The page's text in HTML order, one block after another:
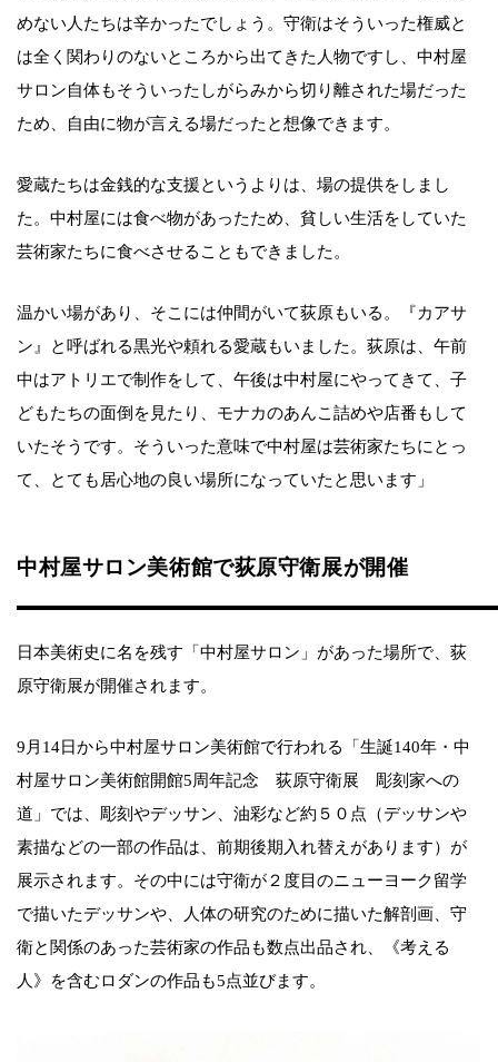
めない人たちは辛かったでしょう。守衛はそういった権威と
は全く関わりのないところから出てきた人物ですし、中村屋
サロン自体もそういったしがらみから切り離された場だった
ため、自由に物が言える場だったと想像できます。
愛蔵たちは金銭的な支援というよりは、場の提供をしまし
た。中村屋には食べ物があったため、貧しい生活をしていた
芸術家たちに食べさせることもできました。
温かい場があり、そこには仲間がいて荻原もいる。『カアサ
ン』と呼ばれる黒光や頼れる愛蔵もいました。荻原は、午前
中はアトリエで制作をして、午後は中村屋にやってきて、子
どもたちの面倒を見たり、モナカのあんこ詰めや店番もして
いたそうです。そういった意味で中村屋は芸術家たちにとっ
て、とても居心地の良い場所になっていたと思います」
中村屋サロン美術館で荻原守衛展が開催
日本美術史に名を残す「中村屋サロン」があった場所で、荻
原守衛展が開催されます。
9月14日から中村屋サロン美術館で行われる「生誕140年・中
村屋サロン美術館開館5周年記念 荻原守衛展 彫刻家への
道」では、彫刻やデッサン、油彩など約５０点（デッサンや
素描などの一部の作品は、前期後期入れ替えがあります）が
展示されます。その中には守衛が２度目のニューヨーク留学
で描いたデッサンや、人体の研究のために描いた解剖画、守
衛と関係のあった芸術家の作品も数点出品され、《考える
人》を含むロダンの作品も5点並びます。